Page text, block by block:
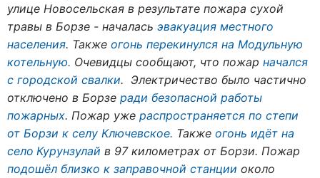
улице Новосельская в результате пожара сухой
травы в Борзе - началась эвакуация местного
населения. Также огонь перекинулся на Модульную
котельную. Очевидцы сообщают, что пожар начался
с городской свалки. Электричество было частично
отключено в Борзе ради безопасной работы
пожарных. Пожар уже распространяется по степи
от Борзи к селу Ключевское. Также огонь идёт на
село Курунзулай в 97 километрах от Борзи. Пожар
подошёл близко к заправочной станции около